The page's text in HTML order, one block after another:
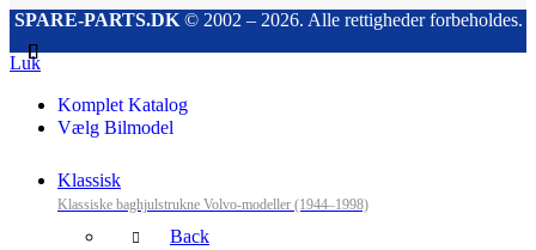
SPARE-PARTS.DK© 2002 – 2026. Alle rettigheder forbeholdes.
Luk
Komplet Katalog
Vælg Bilmodel
Klassisk
Klassiske baghjulstrukne Volvo-modeller (1944–1998)
Back